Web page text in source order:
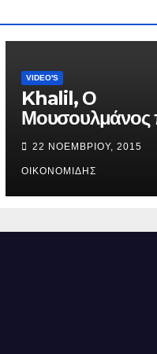
VIDEO'S
Khalil, Ο
Μουσουλμάνος
έγινε
22 ΝΟΕΜΒΡΊΟΥ, 2015
ΟΙΚΟΝΟΜΊΔΗΣ